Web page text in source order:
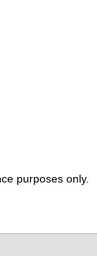
purposes only.